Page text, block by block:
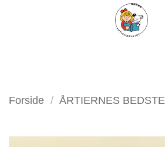
FILTER
Forside / ÅRTIERNES BEDSTE